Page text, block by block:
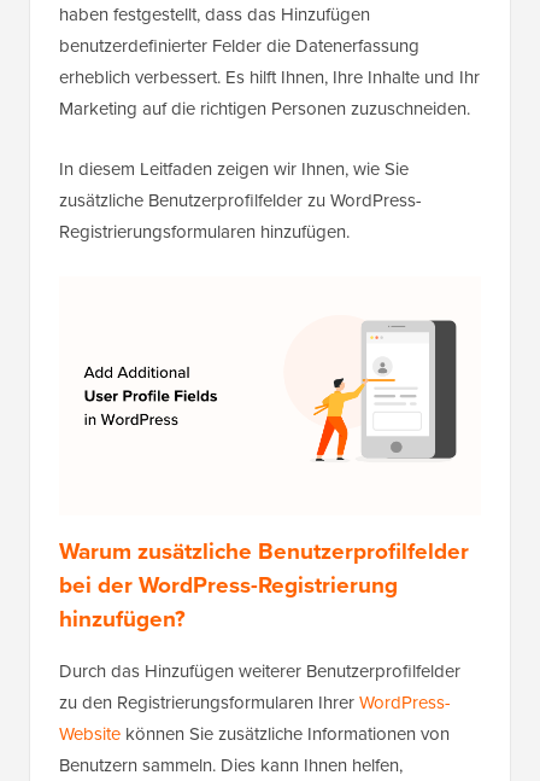
haben festgestellt, dass das Hinzufügen
benutzerdefinierter Felder die Datenerfassung
erheblich verbessert. Es hilft Ihnen, Ihre Inhalte und Ihr
Marketing auf die richtigen Personen zuzuschneiden.
In diesem Leitfaden zeigen wir Ihnen, wie Sie
zusätzliche Benutzerprofilfelder zu WordPress-
Registrierungsformularen hinzufügen.
Warum zusätzliche Benutzerprofilfelder
bei der WordPress-Registrierung
hinzufügen?
Durch das Hinzufügen weiterer Benutzerprofilfelder
zu den Registrierungsformularen IhrerWordPress-
Website können Sie zusätzliche Informationen von
Benutzern sammeln. Dies kann Ihnen helfen,